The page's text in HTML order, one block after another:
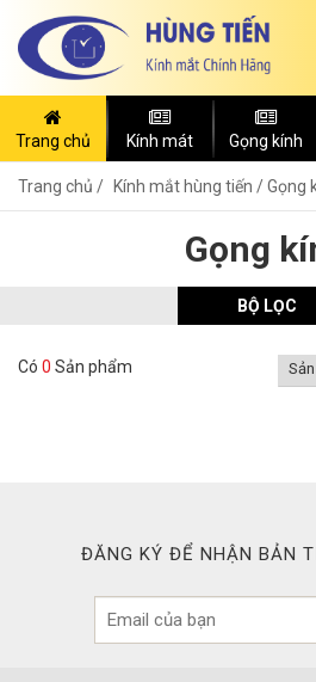
Trang chủ Kính mát Gọng kính
Trang chủ Kính mắt hùng tiến /Gọng
Gọng
BỘ LỌC
Có 0 Sản phẩm
ĐĂNG KÝ ĐỂ NHẬN BẢN